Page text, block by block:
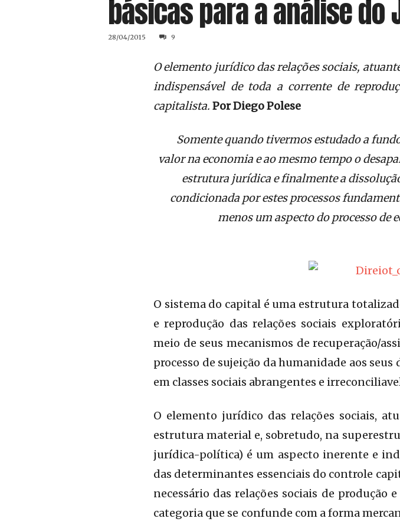
básicas para a análise do
28/04/2015 9
O elemento jurídico das relações sociais,
indispensável de toda a corrente de
capitalista. Por Diego Polese
Somente quando tivermos estudado a
valor na economia e ao mesmo tempo o
estrutura jurídica e finalmente a
condicionada por estes processos
menos um aspecto do processo de
O sistema do capital é uma estrutura
e reprodução das relações sociais
meio de seus mecanismos de recuperação/
processo de sujeição da humanidade aos
em classes sociais abrangentes e
O elemento jurídico das relações sociais,
estrutura material e, sobretudo, na
jurídica-política) é um aspecto inerente e
das determinantes essenciais do controle
necessário das relações sociais de produção
categoria que se confunde com a forma